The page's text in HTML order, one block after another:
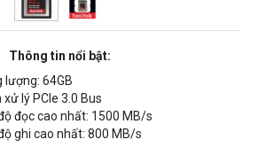
Thông tin nổi bật:
lượng: 64GB
xử lý PCIe 3.0 Bus
đọc cao nhất: 1500 MB/s
ghi cao nhất: 800 MB/s